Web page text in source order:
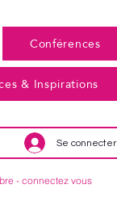
Conférences
& Inspirations
Se connecter
- connectez vous